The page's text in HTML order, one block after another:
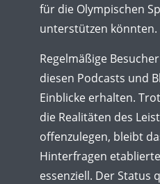
für die Olympischen
unterstützen könnten.
Regelmäßige
diesen Podcasts und
Einblicke erhalten.
die Realitäten des
offenzulegen, bleibt
Hinterfragen
essenziell. Der Status